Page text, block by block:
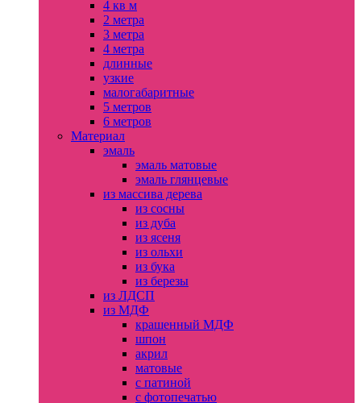
4 кв м
2 метра
3 метра
4 метра
длинные
узкие
малогабаритные
5 метров
6 метров
Материал
эмаль
эмаль матовые
эмаль глянцевые
из массива дерева
из сосны
из дуба
из ясеня
из ольхи
из бука
из березы
из ЛДСП
из МДФ
крашенный МДФ
шпон
акрил
матовые
с патиной
с фотопечатью